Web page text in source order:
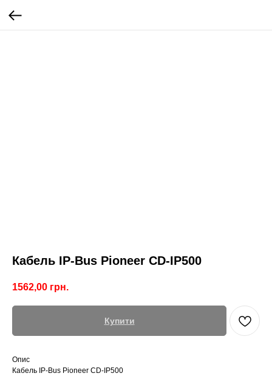
Кабель IP-Bus Pioneer CD-IP500
1562,00 грн.
Купити
Опис
Кабель IP-Bus Pioneer CD-IP500